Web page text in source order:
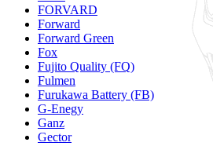
FORVARD
Forward
Forward Green
Fox
Fujito Quality (FQ)
Fulmen
Furukawa Battery (FB)
G-Enegy
Ganz
Gector